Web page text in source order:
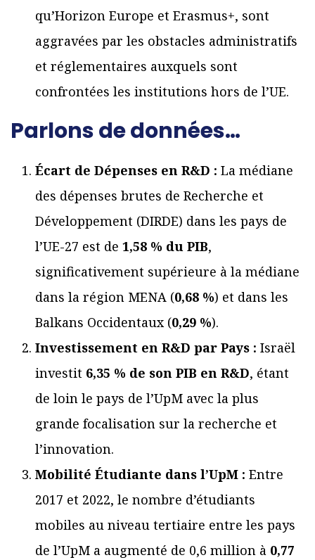
qu’Horizon Europe et Erasmus+, sont
aggravées par les obstacles administratifs
et réglementaires auxquels sont
confrontées les institutions hors de l’UE.
Parlons de données…
Écart de Dépenses en R&D : La médiane
des dépenses brutes de Recherche et
Développement (DIRDE) dans les pays de
l’UE-27 est de 1,58 % du PIB,
significativement supérieure à la médiane
dans la région MENA (0,68 %) et dans les
Balkans Occidentaux (0,29 %).
Investissement en R&D par Pays : Israël
investit 6,35 % de son PIB en R&D, étant
de loin le pays de l’UpM avec la plus
grande focalisation sur la recherche et
l’innovation.
Mobilité Étudiante dans l’UpM : Entre
2017 et 2022, le nombre d’étudiants
mobiles au niveau tertiaire entre les pays
de l’UpM a augmenté de 0,6 million à 0,77